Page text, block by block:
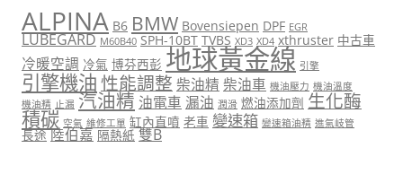
ALPINA B6 BMW Bovensiepen DPF EGR
LUBEGARD M60B40 SPH-10BT TVBS XD3 XD4 xthruster 中古車
冷暖空調 冷氣 博芬西彭 地球黃金線 引擎
引擎機油性能調整 柴油精 柴油車 機油壓力 機油溫度
機油精 止漏 汽油精 油電車 漏油 潤滑 燃油添加劑 生化酶
積碳 空氣 維修工單 缸內直噴 老車 變速箱 變速箱油精 進氣岐管
長途 陸伯嘉 隔熱紙 雙B